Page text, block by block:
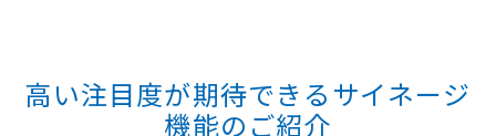
高い注目度が期待できるサイネージ
機能のご紹介